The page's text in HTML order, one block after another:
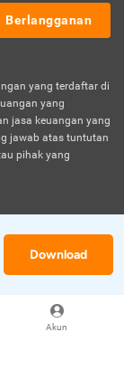
Akun
Berlangganan
yang terdaftar di
yang
jasa keuangan yang
jawab atas tuntutan
pihak yang
Download